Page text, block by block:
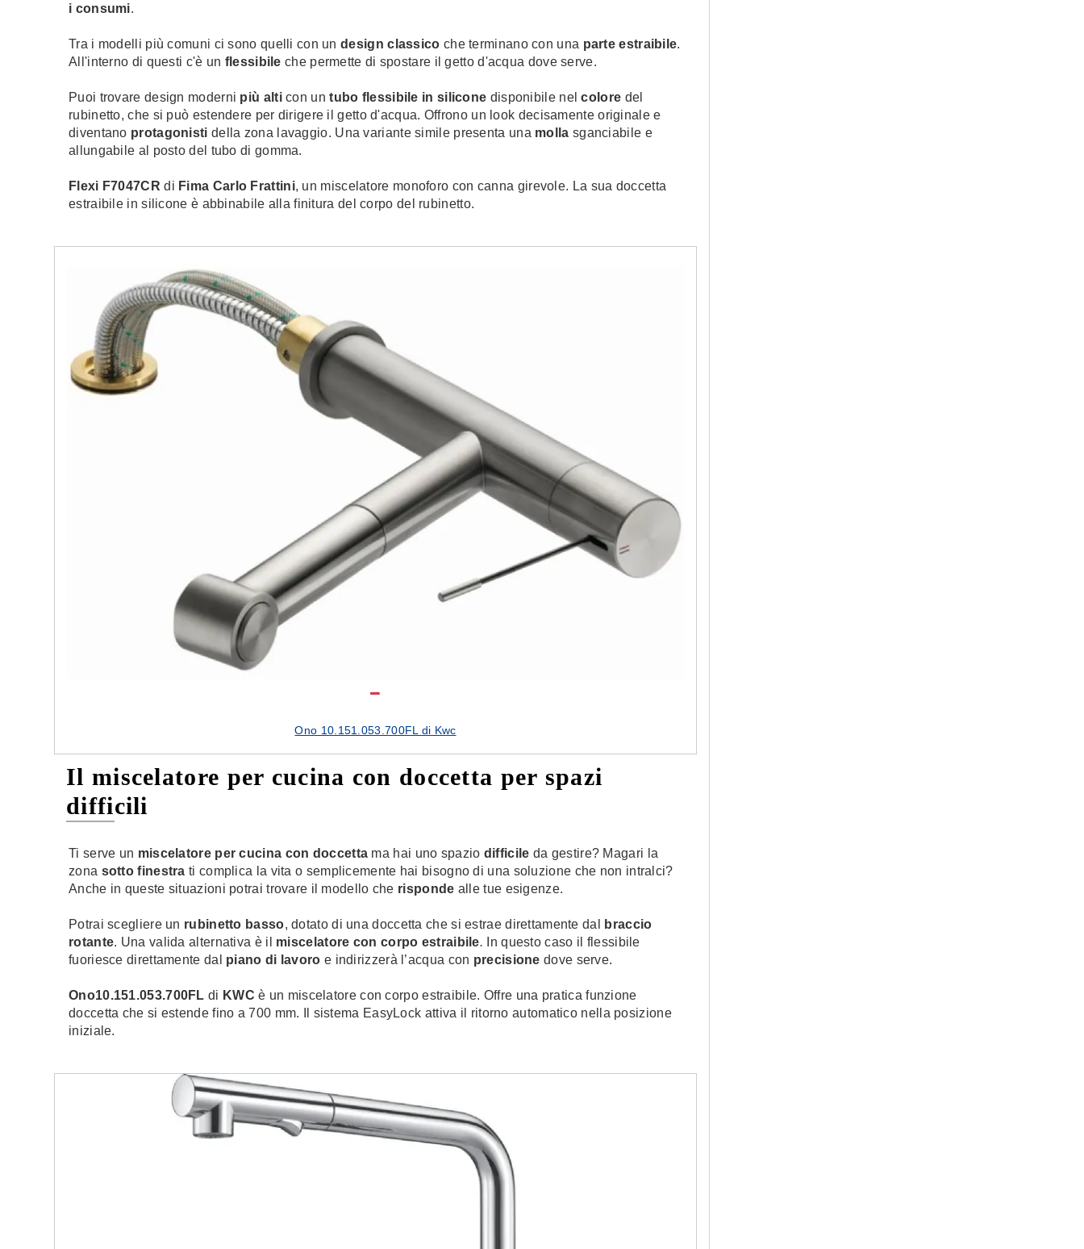
i consumi.
Tra i modelli più comuni ci sono quelli con undesign classico che terminano con una parte estraibile.
All'interno di questi c'è un flessibileche permette di spostare il getto d'acqua dove serve.
Puoi trovare design moderni più alticon untubo flessibile in silicone disponibile nelcolore del
rubinetto, che si può estendere per dirigere il getto d'acqua. Offrono un look decisamente originale e
diventano protagonisti della zona lavaggio. Una variante simile presenta una molla sganciabile e
allungabile al posto del tubo di gomma.
Flexi F7047CR di Fima Carlo Frattini, un miscelatore monoforo con canna girevole. La sua doccetta
estraibile in silicone è abbinabile alla finitura del corpo del rubinetto.
Ono 10.151.053.700FL di Kwc
Il miscelatore per cucina con doccetta per spazi
difficili
Ti serve un miscelatore per cucina con doccetta ma hai uno spazio difficile da gestire? Magari la
zona sotto finestra ti complica la vita o semplicemente hai bisogno di una soluzione che non intralci?
Anche in queste situazioni potrai trovare il modello che risponde alle tue esigenze.
Potrai scegliere un rubinetto basso, dotato di una doccetta che si estrae direttamente dal
braccio
rotante. Una valida alternativa è il miscelatore con corpo estraibile. In questo caso il flessibile
fuoriesce direttamente dal piano di lavoro e indirizzerà l’acqua con precisione dove serve.
Ono10.151.053.700FL di KWC è un miscelatore con corpo estraibile. Offre una pratica funzione
doccetta che si estende fino a 700 mm. Il sistema EasyLock attiva il ritorno automatico nella posizione
iniziale.